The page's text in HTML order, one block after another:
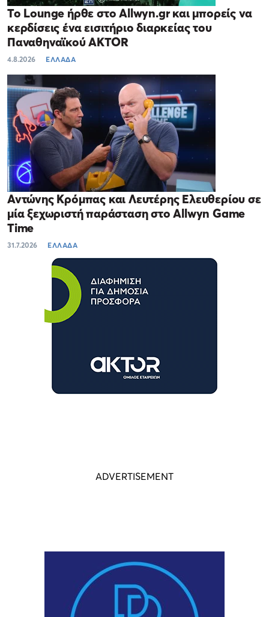
Το Lounge ήρθε στο Allwyn.gr και μπορείς να
κερδίσεις ένα εισιτήριο διαρκείας του
Παναθηναϊκού AKTOR
4.8.2026 ΕΛΛΑΔΑ
Αντώνης Κρόμπας και Λευτέρης Ελευθερίου σε
μία ξεχωριστή παράσταση στο Allwyn Game
Time
31.7.2026 ΕΛΛΑΔΑ